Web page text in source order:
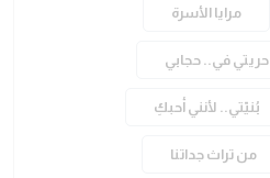
مرايا الأسرة
حريتي في.. حجابي
بُنيّتي.. لأنني أحبكِ
من تراث جداتنا